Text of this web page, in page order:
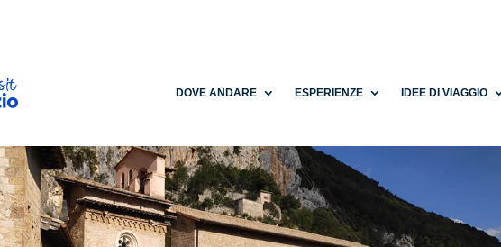
DOVE ANDARE ESPERIENZE IDEE DI VIAGGIO